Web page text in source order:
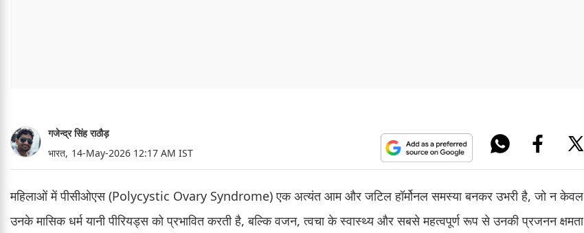
गजेन्द्र सिंह राठौड़
भारत, 14-May-2026 12:17 AM IST
महिलाओं में पीसीओएस (Polycystic Ovary Syndrome) एक अत्यंत आम और जटिल हॉर्मोनल समस्या बनकर उभरी है, जो न केवल
उनके मासिक धर्म यानी पीरियड्स को प्रभावित करती है, बल्कि वजन, त्वचा के स्वास्थ्य और सबसे महत्वपूर्ण रूप से उनकी प्रजनन क्षमता